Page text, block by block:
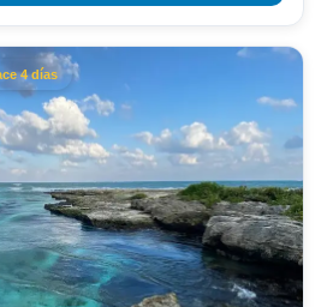
4 días